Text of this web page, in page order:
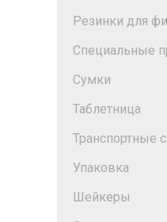
Резинки для
Специальные
Сумки
Таблетница
Транспортные
Упаковка
Шейкеры